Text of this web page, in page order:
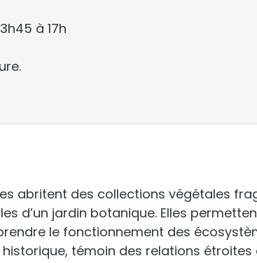
à 17h
abritent des collections végétales
d’un jardin botanique. Elles
le fonctionnement des
témoin des relations étroites